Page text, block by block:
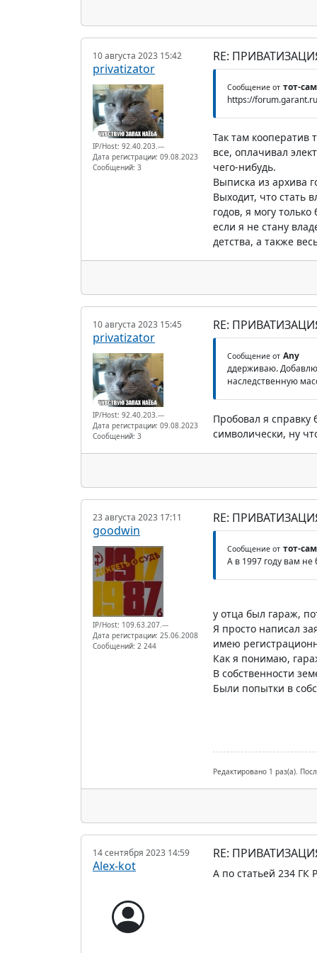
10 августа 2023 15:42
privatizator
IP/Host: 92.40.203.---
Дата регистрации: 09.08.2023
Сообщений: 3
RE:
Сообщение от тот-
https://
Так там кооператив
все, оплачивал
чего-нибудь.
Выписка из архива
Выходит, что стать
годов, я могу
если я не стану
детства, а также
10 августа 2023 15:45
privatizator
IP/Host: 92.40.203.---
Дата регистрации: 09.08.2023
Сообщений: 3
RE:
Сообщение от Any
ддерживаю.
наследственную
Пробовал я справку
символически, ну
23 августа 2023 17:11
goodwin
IP/Host: 109.63.207.---
Дата регистрации: 25.06.2008
Сообщений: 2 244
RE:
Сообщение от тот-
А в 1997 году вам
у отца был гараж,
Я просто написал
имею
Как я понимаю,
В собственности
Были попытки в
Редактировано 1 раз(а).
14 сентября 2023 14:59
Alex-kot
RE:
А по статьей 234 ГК